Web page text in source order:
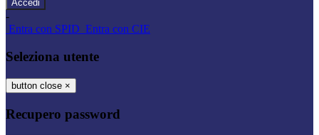
-
Entra con SPID Entra con CIE
Seleziona utente
button close ×
Recupero password